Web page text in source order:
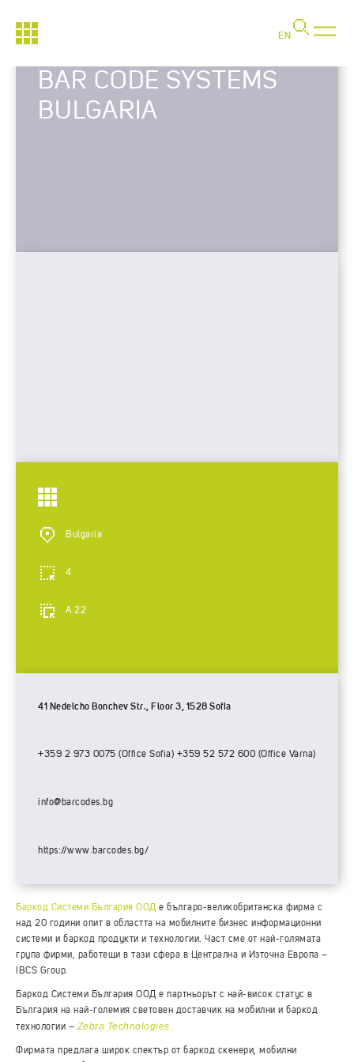
EN
BAR CODE SYSTEMS
BULGARIA
Bulgaria
4
A 22
41 Nedelcho Bonchev Str., Floor 3, 1528 Sofia
+359 2 973 0075 (Office Sofia) +359 52 572 600 (Office Varna)
info@barcodes.bg
https://www.barcodes.bg/
Баркод Системи България ООД е българо-великобританска фирма с
над 20 години опит в областта на мобилните бизнес информационни
системи и баркод продукти и технологии. Част сме от най-голямата
група фирми, работещи в тази сфера в Централна и Източна Европа –
IBCS Group.
Баркод Системи България ООД е партньорът с най-висок статус в
България на най-големия световен доставчик на мобилни и баркод
технологии –Zebra Technologies.
Фирмата предлага широк спектър от баркод скенери, мобилни